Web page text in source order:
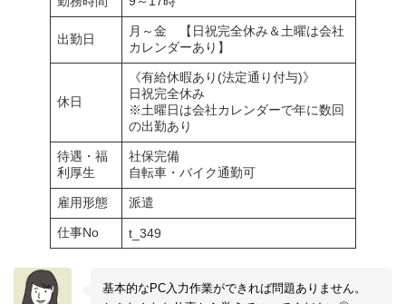
出勤日
月～金 【日祝完全休み＆土曜は会社
カレンダーあり】
休日
《有給休暇あり(法定通り付与)》
日祝完全休み
※土曜日は会社カレンダーで年に数回
の出勤あり
待遇・福
利厚生
社保完備
自転車・バイク通勤可
雇用形態 派遣
仕事No t_349
基本的なPC入力作業ができれば問題ありません。